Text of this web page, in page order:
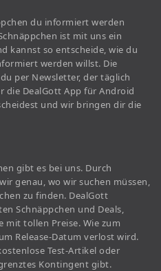
du informiert werden
ist mit uns ein
kannst so entscheide, wie du
werden willst. Die
per Newsletter, der täglich
die DealGott App für Android
und wir bringen dir die
gibt es bei uns. Durch
genau, wo wir suchen müssen,
zu finden. DealGott
Schnäppchen und Deals,
mit tollen Preise. Wie zum
Release-Datum verlost wird.
Test-Artikel oder
Kontingent gibt.